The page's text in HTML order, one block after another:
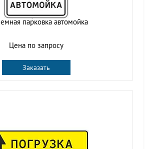
парковка автомойка
Цена по запросу
Заказать